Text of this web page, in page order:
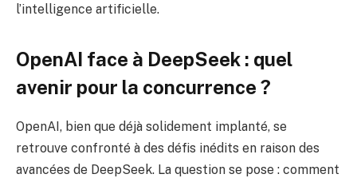
l’intelligence artificielle.
OpenAI face à DeepSeek : quel
avenir pour la concurrence ?
OpenAI, bien que déjà solidement implanté, se
retrouve confronté à des défis inédits en raison des
avancées de DeepSeek. La question se pose : comment